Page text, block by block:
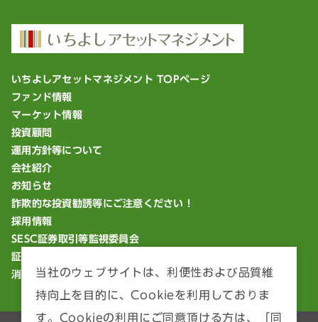
いちよしアセットマネジメント TOPページ
ファンド情報
マーケット情報
投資顧問
運用方針等について
会社紹介
お知らせ
詐欺的な投資勧誘等にご注意ください！
採用情報
SESC証券取引等監視委員会
証券統計ポータルサイト
消費者庁「18歳から大人」
当社のウェブサイトは、利便性および品質維
持向上を目的に、Cookieを利用しておりま
す。Cookieの利用にご同意頂ける方は、「同